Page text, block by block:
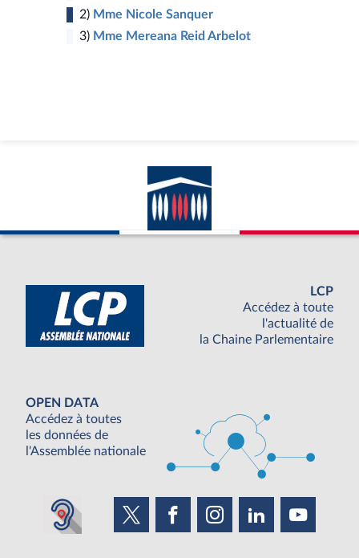
2) Mme Nicole Sanquer
3) Mme Mereana Reid Arbelot
LCP
Accédez à toute
l'actualité de
la Chaine Parlementaire
OPEN DATA
Accédez à toutes
les données de
l'Assemblée nationale